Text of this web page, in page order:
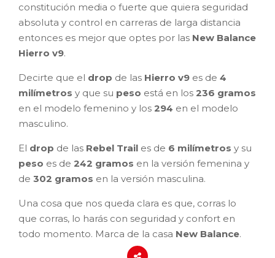
constitución media o fuerte que quiera seguridad
absoluta y control en carreras de larga distancia
entonces es mejor que optes por las New Balance
Hierro v9.
Decirte que el drop de las Hierro v9 es de 4
milímetros y que su peso está en los 236 gramos
en el modelo femenino y los 294 en el modelo
masculino.
El drop de las Rebel Trail es de 6 milímetros y su
peso es de 242 gramos en la versión femenina y
de 302 gramos en la versión masculina.
Una cosa que nos queda clara es que, corras lo
que corras, lo harás con seguridad y confort en
todo momento. Marca de la casa New Balance.